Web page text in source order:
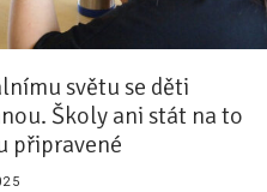
světu se děti
Školy ani stát na to
připravené